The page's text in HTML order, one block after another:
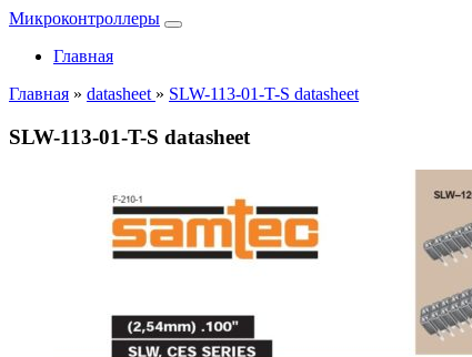
Микроконтроллеры
Главная
Главная » datasheet » SLW-113-01-T-S datasheet
SLW-113-01-T-S datasheet